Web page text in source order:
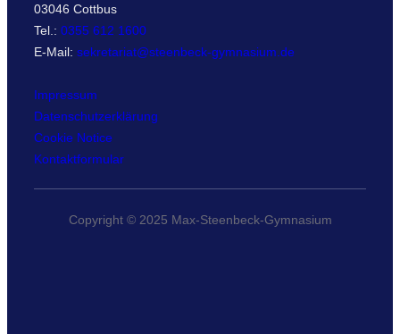
03046 Cottbus
Tel.: 0355 612 1600
E-Mail: sekretariat@steenbeck-gymnasium.de
Impressum
Datenschutzerklärung
Cookie Notice
Kontaktformular
Copyright © 2025 Max-Steenbeck-Gymnasium